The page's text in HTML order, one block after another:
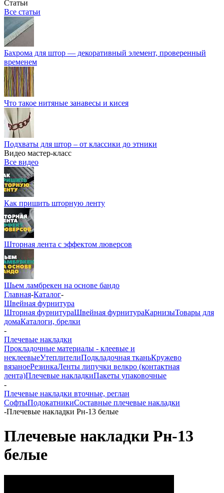
Статьи
Все статьи
Бахрома для штор — декоративный элемент, проверенный
временем
Что такое нитяные занавесы и кисея
Подхваты для штор – от классики до этники
Видео мастер-класс
Все видео
Как пришить шторную ленту
Шторная лента с эффектом люверсов
Шьем ламбрекен на основе бандо
Главная-Каталог-
Швейная фурнитура
Шторная фурнитураШвейная фурнитураКарнизыТовары для
домаКаталоги, брелки
-
Плечевые накладки
Прокладочные материалы - клеевые и
неклеевыеУтеплителиПодкладочная тканьКружево
вязаноеРезинкаЛенты липучки велкро (контактная
лента)Плечевые накладкиПакеты упаковочные
-
Плечевые накладки вточные, реглан
СофтыПодокатникиСоставные плечевые накладки
-Плечевые накладки Рн-13 белые
Плечевые накладки Рн-13
белые